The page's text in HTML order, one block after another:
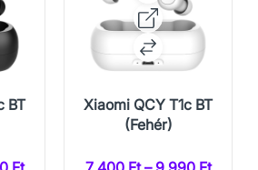
BT
Xiaomi QCY T1c BT
(Fehér)